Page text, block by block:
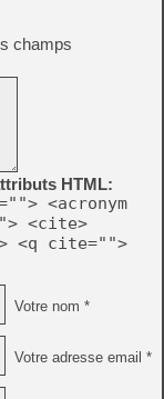
champs
HTML:
<acronym
<cite>
<q cite="">
Votre nom *
Votre adresse email *